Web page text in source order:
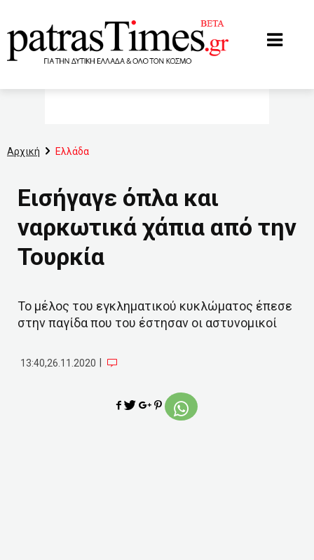
Αρχική Ελλάδα
Εισήγαγε όπλα και
ναρκωτικά χάπια από την
Τουρκία
Το μέλος του εγκληματικού κυκλώματος έπεσε
στην παγίδα που του έστησαν οι αστυνομικοί
13:40,26.11.2020